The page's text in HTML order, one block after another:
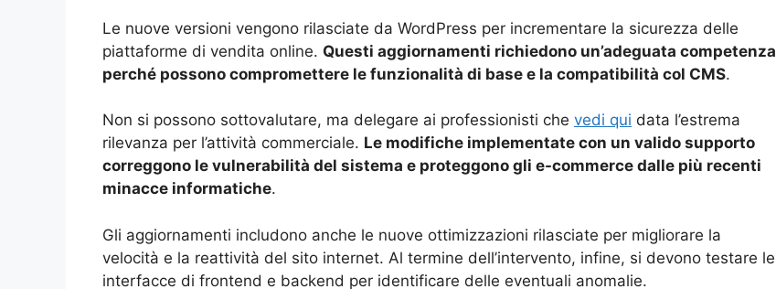
Le nuove versioni vengono rilasciate da WordPress per incrementare la sicurezza delle
piattaforme di vendita online. Questi aggiornamenti richiedono un’adeguata competenza
perché possono compromettere le funzionalità di base e la compatibilità col CMS.
Non si possono sottovalutare, ma delegare ai professionisti che vedi qui data l’estrema
rilevanza per l’attività commerciale. Le modifiche implementate con un valido supporto
correggono le vulnerabilità del sistema e proteggono gli e-commerce dalle più recenti
minacce informatiche.
Gli aggiornamenti includono anche le nuove ottimizzazioni rilasciate per migliorare la
velocità e la reattività del sito internet. Al termine dell’intervento, infine, si devono testare le
interfacce di frontend e backend per identificare delle eventuali anomalie.